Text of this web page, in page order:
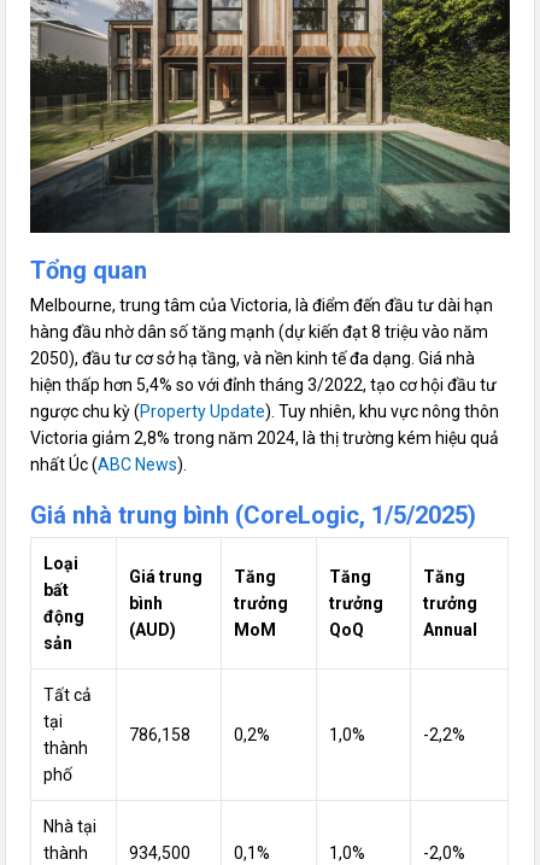
Tổng quan
Melbourne, trung tâm của Victoria, là điểm đến đầu tư dài hạn
hàng đầu nhờ dân số tăng mạnh (dự kiến đạt 8 triệu vào năm
2050), đầu tư cơ sở hạ tầng, và nền kinh tế đa dạng. Giá nhà
hiện thấp hơn 5,4% so với đỉnh tháng 3/2022, tạo cơ hội đầu tư
ngược chu kỳ (Property Update). Tuy nhiên, khu vực nông thôn
Victoria giảm 2,8% trong năm 2024, là thị trường kém hiệu quả
nhất Úc (ABC News).
Giá nhà trung bình (CoreLogic, 1/5/2025)
Loại
bất
động
sản
Giá trung
bình
(AUD)
Tăng
trưởng
MoM
Tăng
trưởng
QoQ
Tăng
trưởng
Annual
Tất cả
tại
thành
phố
786,158 0,2% 1,0% -2,2%
Nhà tại
thành
934,500 0,1% 1,0% -2,0%